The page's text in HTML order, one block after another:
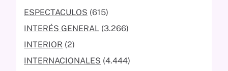
ESPECTACULOS (615)
INTERÉS GENERAL (3.266)
INTERIOR (2)
INTERNACIONALES (4.444)